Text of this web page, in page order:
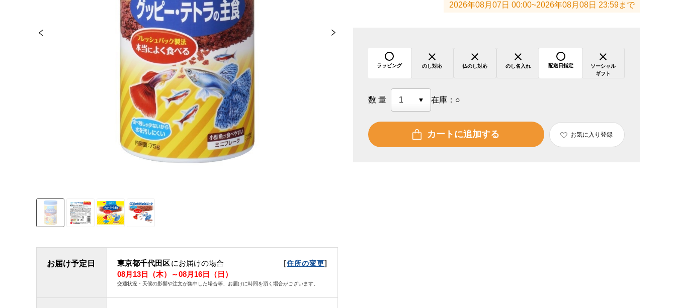
お届け予定日 東京都千代田区にお届けの場合 [住所の変更]
08月13日（木）～08月16日（日）
交通状況・天候の影響や注文が集中した場合等、お届けに時間を頂く場合がございます。
2026年08月07日 00:00~2026年08月08日 23:59まで
ラッピング のし対応 仏のし対応 のし名入れ 配送日指定
ソーシャル
ギフト
数量 在庫： ○
カートに追加する お気に入り登録